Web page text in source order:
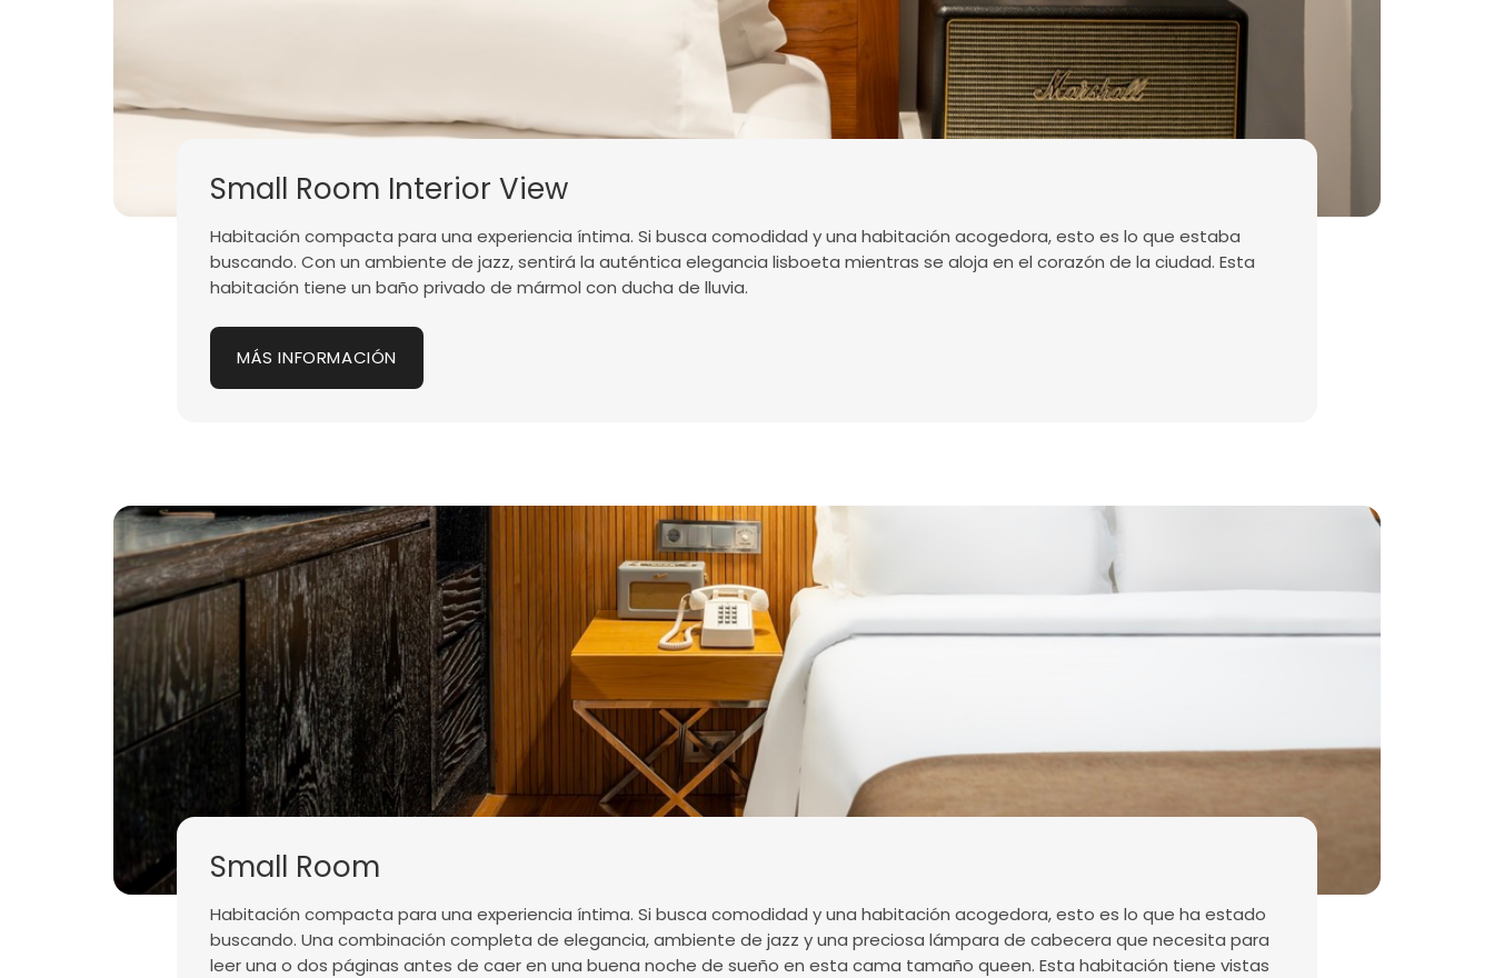
Small Room Interior View
Habitación compacta para una experiencia íntima. Si busca comodidad y una habitación acogedora, esto es lo que estaba
buscando. Con un ambiente de jazz, sentirá la auténtica elegancia lisboeta mientras se aloja en el corazón de la ciudad. Esta
habitación tiene un baño privado de mármol con ducha de lluvia.
MÁS INFORMACIÓN
Small Room
Habitación compacta para una experiencia íntima. Si busca comodidad y una habitación acogedora, esto es lo que ha estado
buscando. Una combinación completa de elegancia, ambiente de jazz y una preciosa lámpara de cabecera que necesita para
leer una o dos páginas antes de caer en una buena noche de sueño en esta cama tamaño queen. Esta habitación tiene vistas